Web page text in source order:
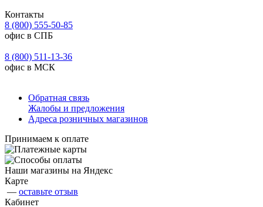
Контакты
8 (800) 555-50-85
офис в СПБ
8 (800) 511-13-36
офис в МСК
Обратная связь
Жалобы и предложения
Адреса розничных магазинов
Принимаем к оплате
Наши магазины на Яндекс
Карте
— оставьте отзыв
Кабинет